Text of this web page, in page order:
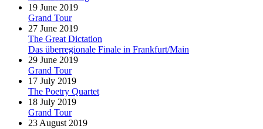
19 June 2019
Grand Tour
27 June 2019
The Great Dictation
Das überregionale Finale in Frankfurt/Main
29 June 2019
Grand Tour
17 July 2019
The Poetry Quartet
18 July 2019
Grand Tour
23 August 2019